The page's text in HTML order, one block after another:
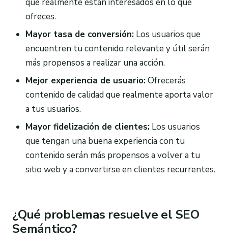
que realmente están interesados en lo que
ofreces.
Mayor tasa de conversión:Los usuarios que
encuentren tu contenido relevante y útil serán
más propensos a realizar una acción.
Mejor experiencia de usuario:Ofrecerás
contenido de calidad que realmente aporta valor
a tus usuarios.
Mayor fidelización de clientes:Los usuarios
que tengan una buena experiencia con tu
contenido serán más propensos a volver a tu
sitio web y a convertirse en clientes recurrentes.
¿Qué problemas resuelve el SEO
Semántico?